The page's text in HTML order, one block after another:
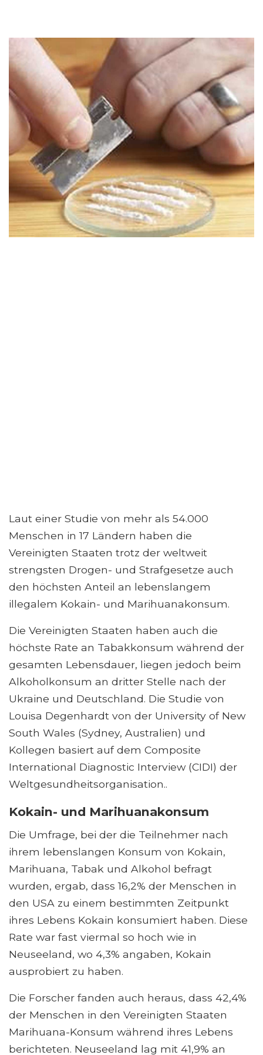
Laut einer Studie von mehr als 54.000
Menschen in 17 Ländern haben die
Vereinigten Staaten trotz der weltweit
strengsten Drogen- und Strafgesetze auch
den höchsten Anteil an lebenslangem
illegalem Kokain- und Marihuanakonsum.
Die Vereinigten Staaten haben auch die
höchste Rate an Tabakkonsum während der
gesamten Lebensdauer, liegen jedoch beim
Alkoholkonsum an dritter Stelle nach der
Ukraine und Deutschland. Die Studie von
Louisa Degenhardt von der University of New
South Wales (Sydney, Australien) und
Kollegen basiert auf dem Composite
International Diagnostic Interview (CIDI) der
Weltgesundheitsorganisation..
Kokain- und Marihuanakonsum
Die Umfrage, bei der die Teilnehmer nach
ihrem lebenslangen Konsum von Kokain,
Marihuana, Tabak und Alkohol befragt
wurden, ergab, dass 16,2% der Menschen in
den USA zu einem bestimmten Zeitpunkt
ihres Lebens Kokain konsumiert haben. Diese
Rate war fast viermal so hoch wie in
Neuseeland, wo 4,3% angaben, Kokain
ausprobiert zu haben.
Die Forscher fanden auch heraus, dass 42,4%
der Menschen in den Vereinigten Staaten
Marihuana-Konsum während ihres Lebens
berichteten. Neuseeland lag mit 41,9% an